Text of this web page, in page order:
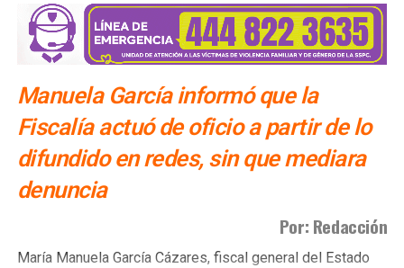
Manuela García informó que la
Fiscalía actuó de oficio a partir de lo
difundido en redes, sin que mediara
denuncia
Por: Redacción
María Manuela García Cázares, fiscal general del Estado